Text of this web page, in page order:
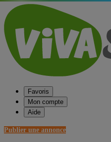
Favoris
Mon compte
Aide
Publier une annonce